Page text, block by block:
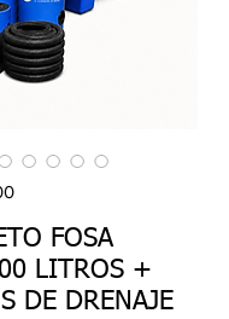
FOSA
LITROS +
DE DRENAJE